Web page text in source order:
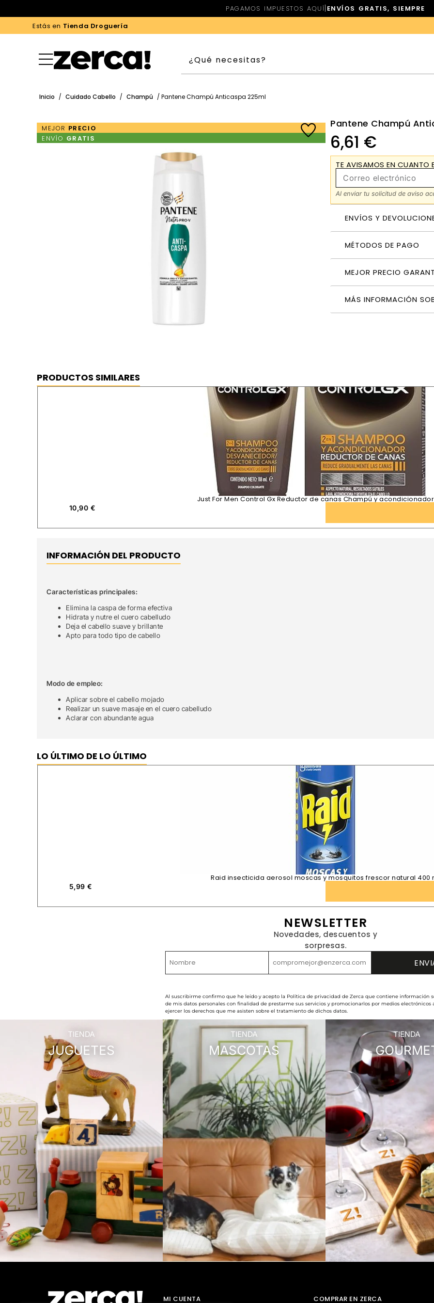
PAGAMOS IMPUESTOS AQUÍ| ENVÍOS GRATIS, SIEMPRE
Estás en Tienda Droguería
Inicio / Cuidado Cabello / Champú / Pantene Champú Anticaspa 225ml
MEJOR PRECIO
ENVÍO GRATIS
Pantene Champú
6,61 €
TE AVISAMOS EN CUANTO
Al enviar tu solicitud de aviso
ENVÍOS Y
MÉTODOS DE PAGO
MEJOR PRECIO
MÁS INFORMACIÓN
PRODUCTOS SIMILARES
Just For Men Control Gx Reductor de canas Champú y acondicionador
10,90 €
INFORMACIÓN DEL PRODUCTO
Características principales:
Elimina la caspa de forma efectiva
Hidrata y nutre el cuero cabelludo
Deja el cabello suave y brillante
Apto para todo tipo de cabello
Modo de empleo:
Aplicar sobre el cabello mojado
Realizar un suave masaje en el cuero cabelludo
Aclarar con abundante agua
LO ÚLTIMO DE LO ÚLTIMO
Raid insecticida aerosol moscas y mosquitos frescor natural 400
5,99€
NEWSLETTER
Novedades, descuentos y
sorpresas.
Al suscribirme confirmo que he leído y acepto la Política de privacidad de Zerca que contiene información
de mis datos personales con finalidad de prestarme sus servicios y promocionarlos por medios electrónicos
ejercer los derechos que me asisten sobre el tratamiento de dichos datos.
TIENDA
JUGUETES
TIENDA
MASCOTAS
TIENDA
MI CUENTA
COMPRAR EN ZERCA